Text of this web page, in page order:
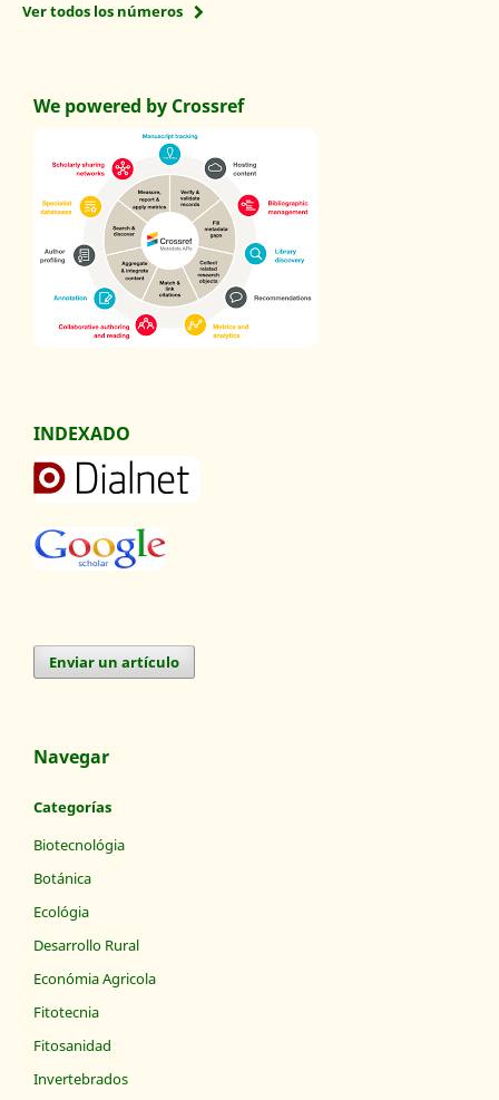
Ver todos los números
We powered by Crossref
INDEXADO
Enviar un artículo
Navegar
Categorías
Biotecnológia
Botánica
Ecológia
Desarrollo Rural
Económia Agricola
Fitotecnia
Fitosanidad
Invertebrados